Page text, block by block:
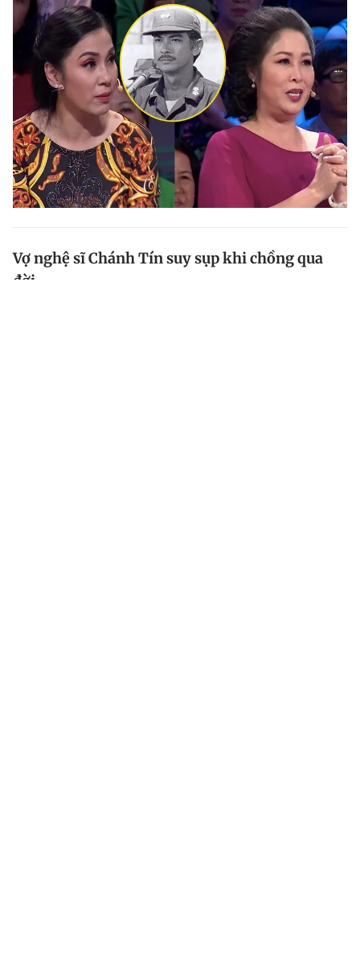
Vợ nghệ sĩ Chánh Tín suy sụp khi chồng qua
đời